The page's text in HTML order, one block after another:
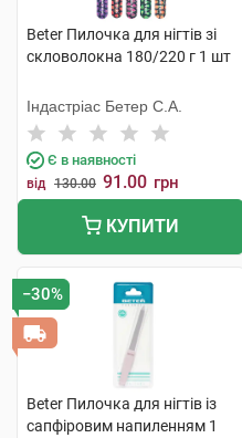
Beter Пилочка для нігтів зі
скловолокна 180/220 г 1 шт
Індастріас Бетер С.А.
Є в наявності
від 130.00 91.00 грн
КУПИТИ
−30%
Beter Пилочка для нігтів із
сапфіровим напиленням 1